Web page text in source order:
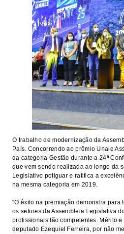
O trabalho de modernização da
País. Concorrendo ao prêmio Unale
da categoria Gestão durante a 24ª
que vem sendo realizada ao longo da
Legislativo potiguar e ratifica a
na mesma categoria em 2019.
“O êxito na premiação demonstra
os setores da Assembleia Legislativa
profissionais tão competentes. Mérito
deputado Ezequiel Ferreira, por não